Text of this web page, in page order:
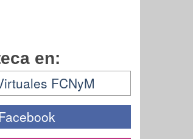
en:
FCNyM
Facebook